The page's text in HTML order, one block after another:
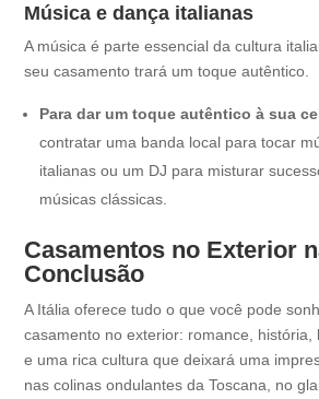
Música e dança italianas
A música é parte essencial da cultura
seu casamento trará um toque autêntico.
Para dar um toque autêntico à sua
contratar uma banda local para tocar
italianas ou um DJ para misturar
músicas clássicas.
Casamentos no Exterior
Conclusão
A Itália oferece tudo o que você pode
casamento no exterior: romance, história,
e uma rica cultura que deixará uma
nas colinas ondulantes da Toscana, no